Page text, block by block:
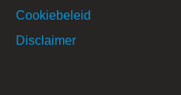
Cookiebeleid
Disclaimer